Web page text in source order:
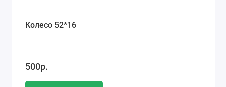
Колесо 52*16
500р.